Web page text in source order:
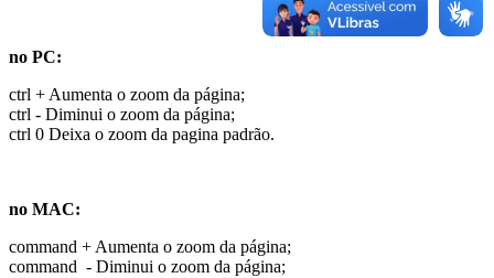
no PC:
ctrl + Aumenta o zoom da página;
ctrl - Diminui o zoom da página;
ctrl 0 Deixa o zoom da pagina padrão.
no MAC:
command + Aumenta o zoom da página;
command - Diminui o zoom da página;